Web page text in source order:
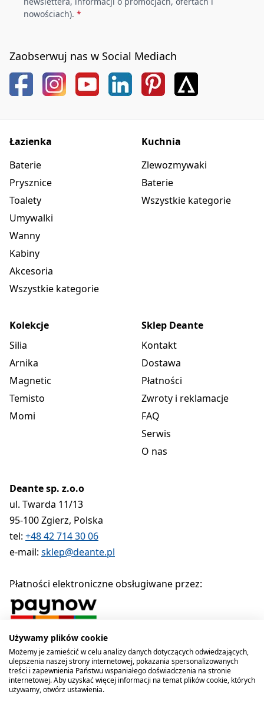
Wycięcie w blacie
Grubość stali [mm]
osprzęt
Tak
Liczba otworów
gotowych
Osprzęt do zlewozmywaka
Wykończenie
przyciskiem
miejsce Space-Saver
Tak
Możliwość
podłączenia
Tak
nowościach). *
Zaobserwuj nas w Social Mediach
Łazienka
Baterie
Prysznice
Toalety
Umywalki
Wanny
Kabiny
Akcesoria
Wszystkie kategorie
Kuchnia
Zlewozmywaki
Baterie
Wszystkie kategorie
Kolekcje
Silia
Arnika
Magnetic
Temisto
Momi
Sklep Deante
Kontakt
Dostawa
Płatności
Zwroty i reklamacje
FAQ
Serwis
O nas
Deante sp. z.o.o
ul. Twarda 11/13
95-100 Zgierz, Polska
tel: +48 42 714 30 06
e-mail: sklep@deante.pl
Płatności elektroniczne obsługiwane przez:
Deante sp. z o.o. 1990-2026
Polityka prywatności Regulamin Polityka cookies
Używamy plików cookie
Możemy je zamieścić w celu analizy danych dotyczących odwiedzających,
ulepszenia naszej strony internetowej, pokazania spersonalizowanych
treści i zapewnienia Państwu wspaniałego doświadczenia na stronie
internetowej. Aby uzyskać więcej informacji na temat plików cookie, których
używamy, otwórz ustawienia.